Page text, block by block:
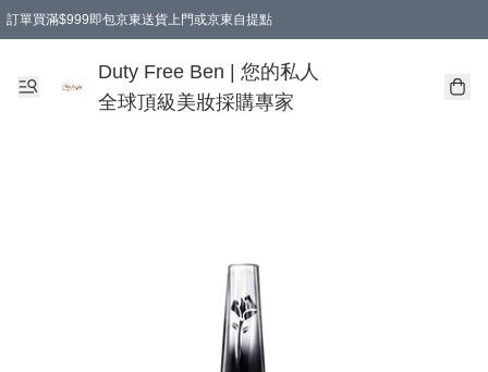
訂單買滿$999即包京東送貨上門或京東自提點
Duty Free Ben | 您的私人
全球頂級美妝採購專家